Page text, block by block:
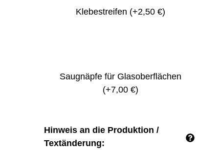
Klebestreifen (+2,50 €)
Saugnäpfe für Glasoberflächen
(+7,00 €)
Hinweis an die Produktion /
Textänderung: